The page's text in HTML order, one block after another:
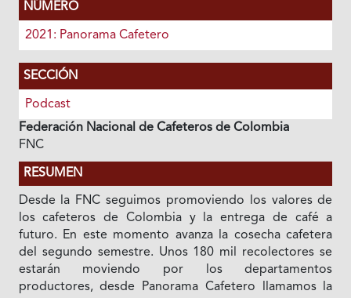
NÚMERO
2021: Panorama Cafetero
SECCIÓN
Podcast
Federación Nacional de Cafeteros de Colombia
FNC
RESUMEN
Desde la FNC seguimos promoviendo los valores de
los cafeteros de Colombia y la entrega de café a
futuro. En este momento avanza la cosecha cafetera
del segundo semestre. Unos 180 mil recolectores se
estarán moviendo por los departamentos
productores, desde Panorama Cafetero llamamos la